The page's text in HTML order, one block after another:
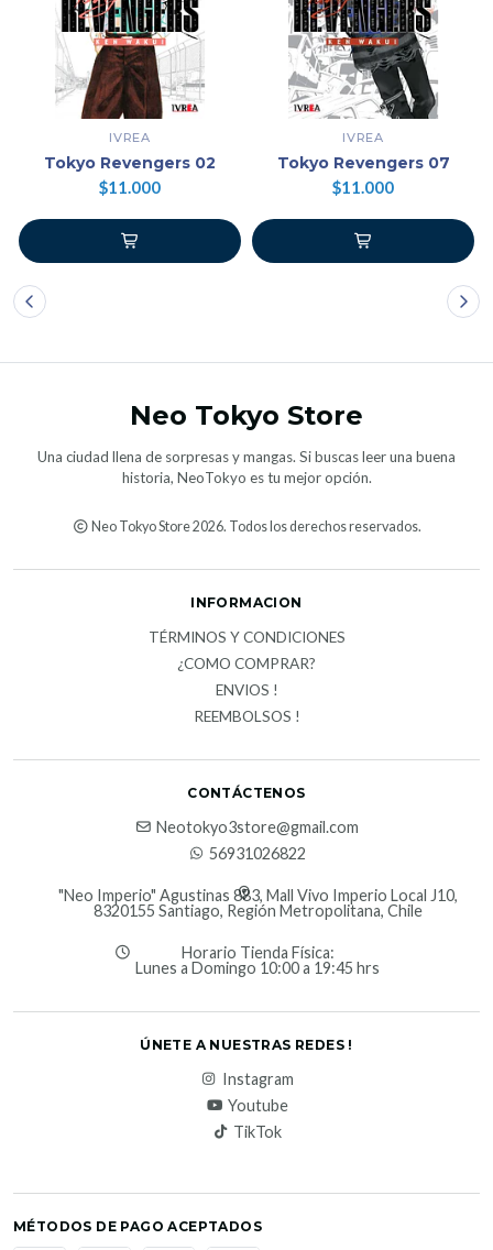
IVREA
Tokyo Revengers 02
$11.000
IVREA
Tokyo Revengers 07
$11.000
Neo Tokyo Store
Una ciudad llena de sorpresas y mangas. Si buscas leer una buena
historia, NeoTokyo es tu mejor opción.
Neo Tokyo Store 2026. Todos los derechos reservados.
INFORMACION
TÉRMINOS Y CONDICIONES
¿COMO COMPRAR?
ENVIOS !
REEMBOLSOS !
CONTÁCTENOS
Neotokyo3store@gmail.com
56931026822
"Neo Imperio" Agustinas 883, Mall Vivo Imperio Local J10,
8320155 Santiago, Región Metropolitana, Chile
Horario Tienda Física:
Lunes a Domingo 10:00 a 19:45 hrs
ÚNETE A NUESTRAS REDES !
Instagram
Youtube
TikTok
MÉTODOS DE PAGO ACEPTADOS